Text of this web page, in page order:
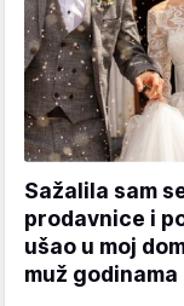
Sažalila sam
prodavnice i
ušao u moj
muž